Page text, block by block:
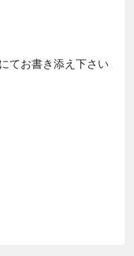
てお書き添え下さい